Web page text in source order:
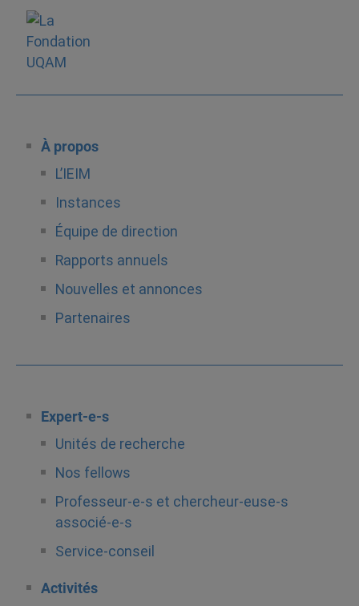
À propos
L’IEIM
Instances
Équipe de direction
Rapports annuels
Nouvelles et annonces
Partenaires
Expert-e-s
Unités de recherche
Nos fellows
Professeur-e-s et chercheur-euse-s
associé-e-s
Service-conseil
Activités